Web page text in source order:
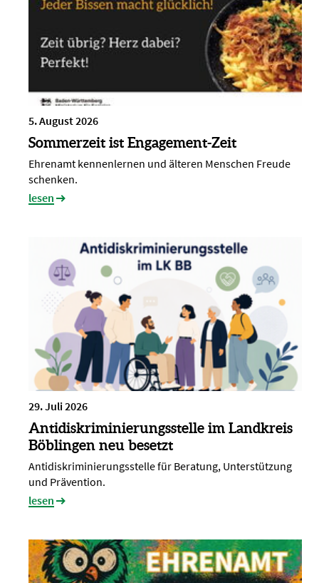
5. August 2026
Sommerzeit ist Engagement-Zeit
Ehrenamt kennenlernen und älteren Menschen Freude
schenken.
lesen
29. Juli 2026
Antidiskriminierungsstelle im Landkreis
Böblingen neu besetzt
Antidiskriminierungsstelle für Beratung, Unterstützung
und Prävention.
lesen